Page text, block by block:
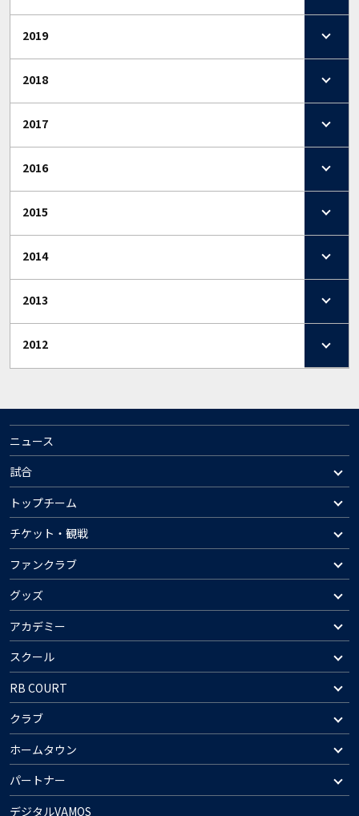
2019
2018
2017
2016
2015
2014
2013
2012
ニュース
試合
トップチーム
チケット・観戦
ファンクラブ
グッズ
アカデミー
スクール
RB COURT
クラブ
ホームタウン
パートナー
デジタルVAMOS